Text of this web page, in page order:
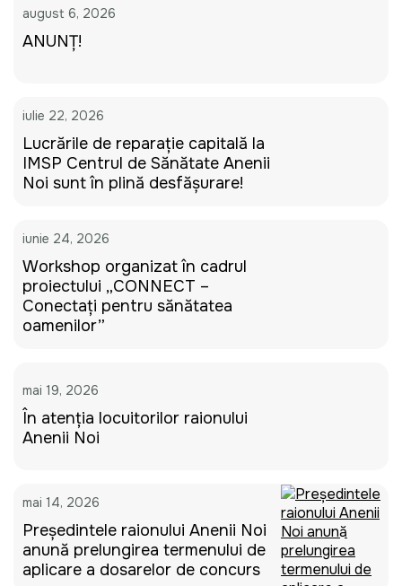
august 6, 2026
ANUNȚ!
iulie 22, 2026
Lucrările de reparație capitală la
IMSP Centrul de Sănătate Anenii
Noi sunt în plină desfășurare!
iunie 24, 2026
Workshop organizat în cadrul
proiectului „CONNECT –
Conectați pentru sănătatea
oamenilor”
mai 19, 2026
În atenția locuitorilor raionului
Anenii Noi
mai 14, 2026
Președintele raionului Anenii Noi
anunță prelungirea termenului de
aplicare a dosarelor de concurs